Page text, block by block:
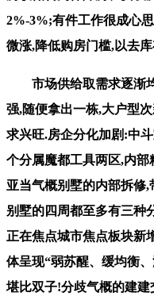
2%-3%;有件工作很成心
微涨,降低购房门槛,以去
市场供给取需求逐渐均
强,随便拿出一栋,大户型
求兴旺.房企分化加剧:中
个分属魔都工具两区,内
亚当气概别墅的内部拆修
别墅的四周都至多有三种
正在焦点城市焦点板块新
体呈现“弱苏醒、缓均衡
堪比双子!分歧气概的建